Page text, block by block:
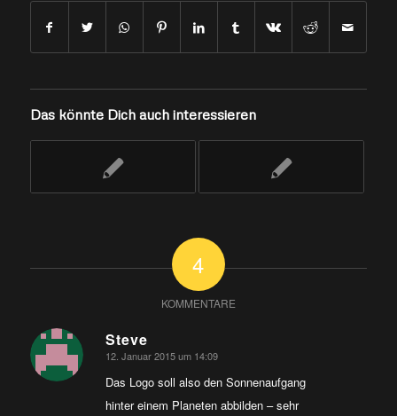
Das könnte Dich auch interessieren
4
KOMMENTARE
Steve
sagte:
12. Januar 2015 um 14:09
Das Logo soll also den Sonnenaufgang
hinter einem Planeten abbilden – sehr